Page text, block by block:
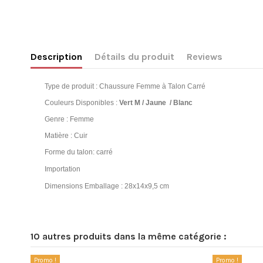
Description Détails du produit Reviews
Type de produit : Chaussure Femme à Talon Carré
Couleurs Disponibles : Vert M / Jaune / Blanc
Genre : Femme
Matière : Cuir
Forme du talon: carré
Importation
Dimensions Emballage : 28x14x9,5 cm
10 autres produits dans la même catégorie :
Promo !
Promo !